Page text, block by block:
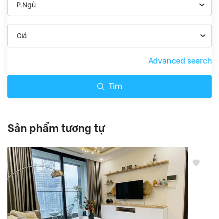
P.Ngủ
Giá
Advanced search
Tìm
Sản phẩm tương tự